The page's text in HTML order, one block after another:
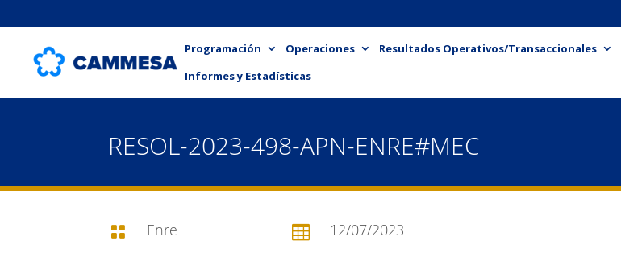
Programación Operaciones Resultados Operativos/Transaccionales
Informes y Estadísticas
RESOL-2023-498-APN-ENRE#MEC
 Enre  12/07/2023